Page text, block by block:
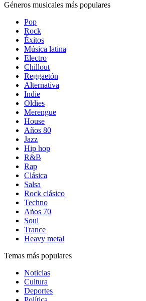
Géneros musicales más populares
Pop
Rock
Éxitos
Música latina
Electro
Chillout
Reggaetón
Alternativa
Indie
Oldies
Merengue
House
Años 80
Jazz
Hip hop
R&B
Rap
Clásica
Salsa
Rock clásico
Techno
Años 70
Soul
Trance
Heavy metal
Temas más populares
Noticias
Cultura
Deportes